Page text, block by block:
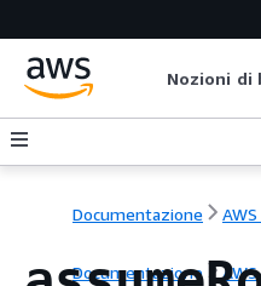
Nozioni di
Documentazione
Documentazione